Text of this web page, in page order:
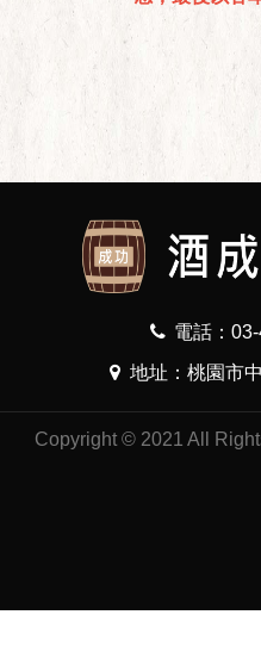
電話：
地址：桃園市
Copyright © 2021 All